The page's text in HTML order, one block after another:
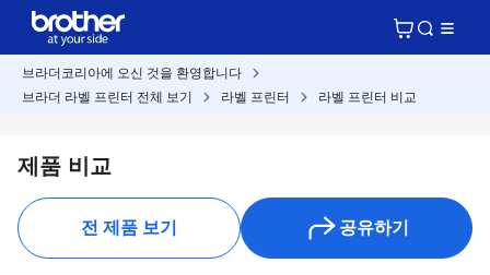
브라더코리아에 오신 것을 환영합니다
브라더 라벨 프린터 전체 보기
라벨 프린터 라벨 프린터 비교
제품 비교
전 제품 보기 공유하기